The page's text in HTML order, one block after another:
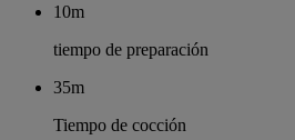
10m
tiempo de preparación
35m
Tiempo de cocción